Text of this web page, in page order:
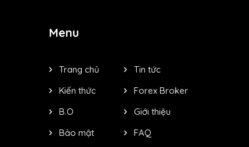
Menu
Trang chủ
Tin tức
Kiến thức
Forex Broker
B.O
Giới thiệu
Bảo mật
FAQ